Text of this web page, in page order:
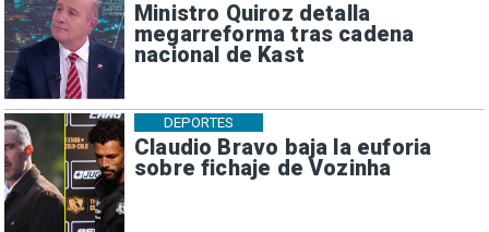
Ministro Quiroz detalla
megarreforma tras cadena
nacional de Kast
Claudio Bravo baja la euforia
sobre fichaje de Vozinha
DEPORTES